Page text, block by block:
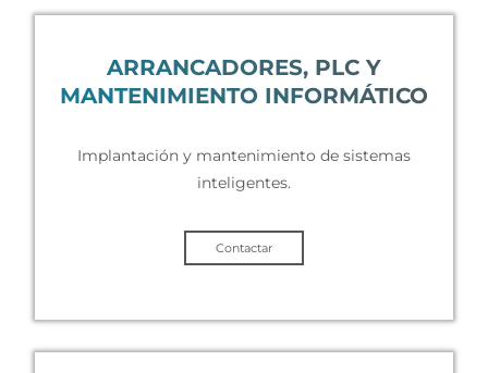
ARRANCADORES, PLC Y
MANTENIMIENTO INFORMÁTICO
Implantación y mantenimiento de sistemas
inteligentes.
Contactar